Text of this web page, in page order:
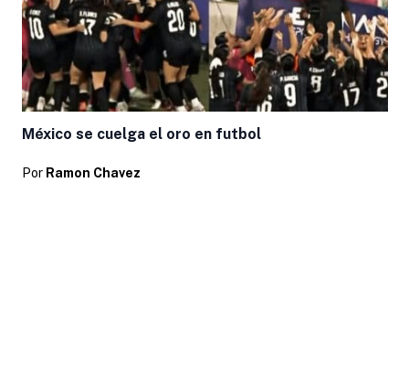
México se cuelga el oro en futbol
Por Ramon Chavez